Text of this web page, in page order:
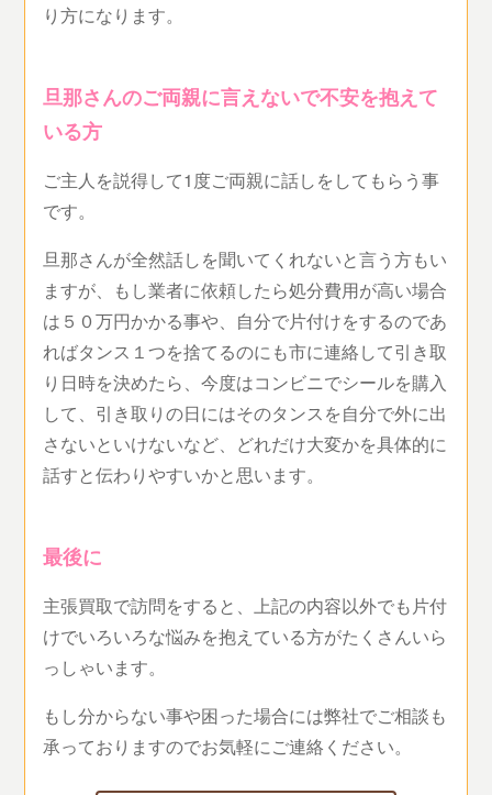
り方になります。
旦那さんのご両親に言えないで不安を抱えて
いる方
ご主人を説得して1度ご両親に話しをしてもらう事
です。
旦那さんが全然話しを聞いてくれないと言う方もい
ますが、もし業者に依頼したら処分費用が高い場合
は５０万円かかる事や、自分で片付けをするのであ
ればタンス１つを捨てるのにも市に連絡して引き取
り日時を決めたら、今度はコンビニでシールを購入
して、引き取りの日にはそのタンスを自分で外に出
さないといけないなど、どれだけ大変かを具体的に
話すと伝わりやすいかと思います。
最後に
主張買取で訪問をすると、上記の内容以外でも片付
けでいろいろな悩みを抱えている方がたくさんいら
っしゃいます。
もし分からない事や困った場合には弊社でご相談も
承っておりますのでお気軽にご連絡ください。